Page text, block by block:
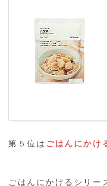
第５位は ごはんにかけ
ごはんにかけるシリー